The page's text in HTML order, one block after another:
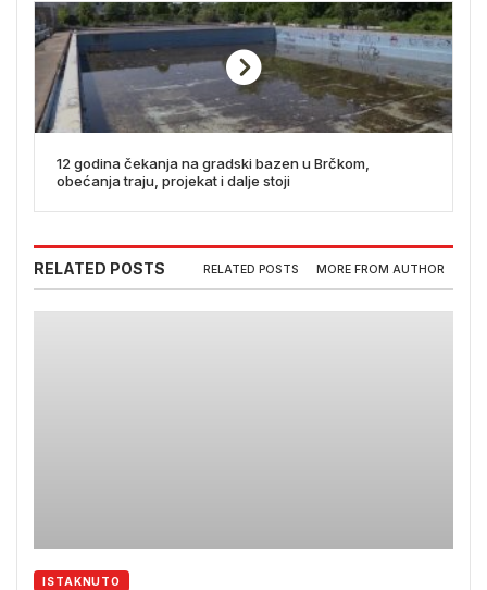
12 godina čekanja na gradski bazen u Brčkom,
obećanja traju, projekat i dalje stoji
RELATED POSTS RELATED POSTS MORE FROM AUTHOR
ISTAKNUTO